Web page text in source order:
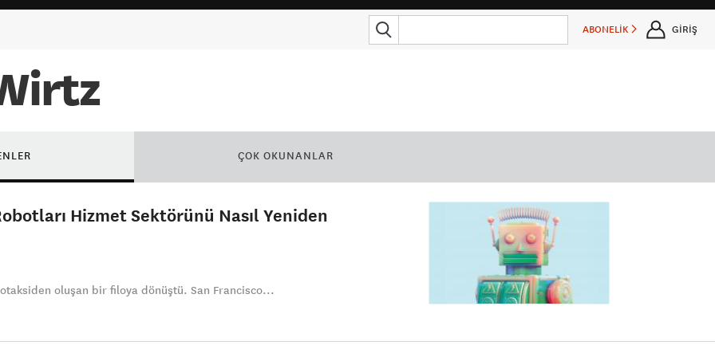
ABONELİK GİRİŞ
ÇOK OKUNANLAR
Hizmet Sektörünü Nasıl Yeniden
oluşan bir filoya dönüştü. San Francisco...